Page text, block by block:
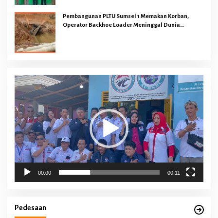
Pembangunan PLTU Sumsel 1 Memakan Korban,
Operator Backhoe Loader Meninggal Dunia
Pemutar
Video
00:00 00:11
Pedesaan